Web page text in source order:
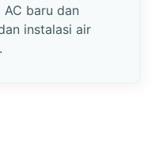
baru dan
instalasi air